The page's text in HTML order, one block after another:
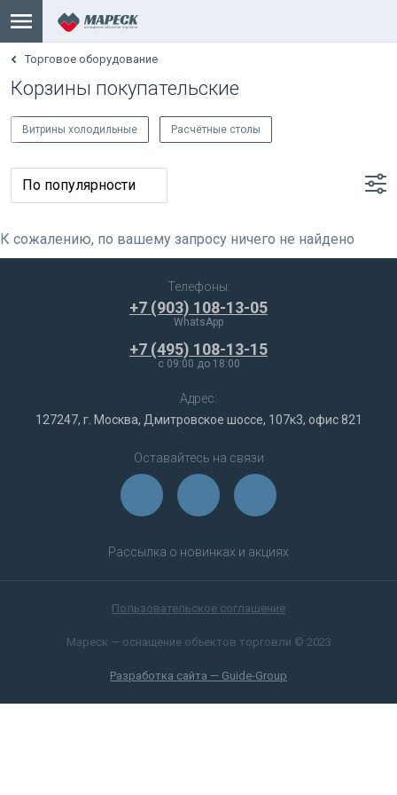
Торговое оборудование
Корзины покупательские
Витрины холодильные Расчётные столы
К сожалению, по вашему запросу ничего не найдено
Телефоны:
+7 (903) 108-13-05
WhatsApp
+7 (495) 108-13-15
c 09:00 до 18:00
Адрес:
127247, г. Москва, Дмитровское шоссе, 107к3, офис 821
Оставайтесь на связи
Рассылка о новинках и акциях
Пользовательское соглашение
Мареск — оснащение объектов торговли © 2023
Разработка сайта — Guide-Group